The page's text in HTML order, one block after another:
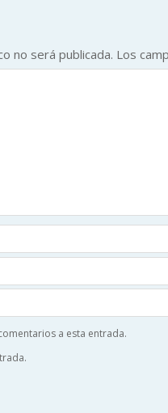
no será publicada. Los
a esta entrada.